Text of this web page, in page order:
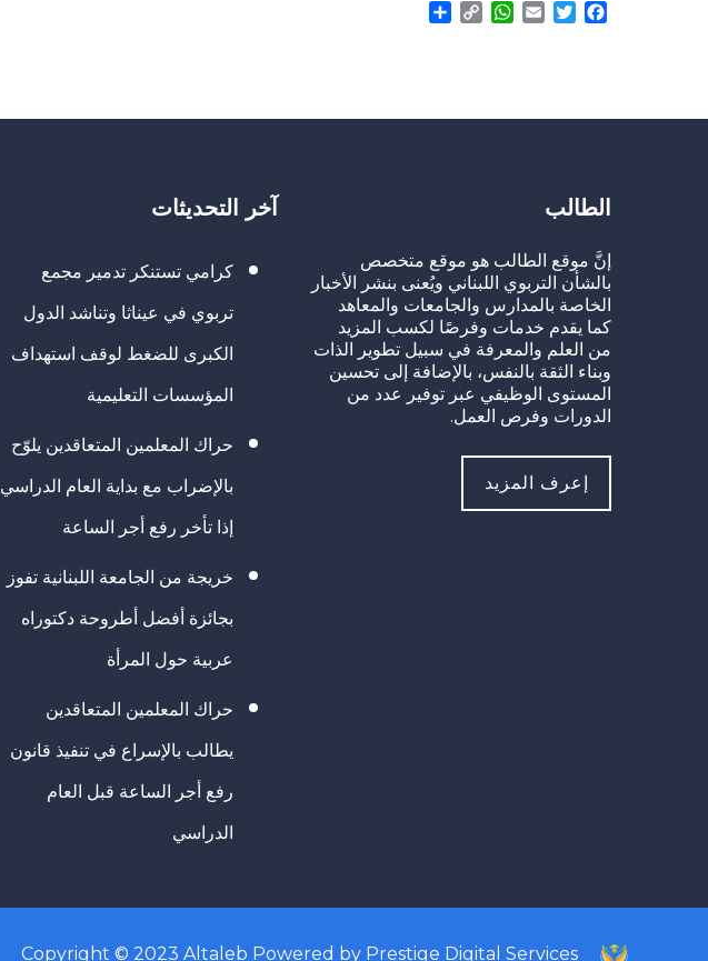
Facebook
Twitter
Email
WhatsApp
Copy
الطالب
إنَّ موقع الطالب هو موقع متخصص
بالشأن التربوي اللبناني ويُعنى بنشر الأخبار
الخاصة بالمدارس والجامعات والمعاهد
كما يقدم خدمات وفرصًا لكسب المزيد
من العلم والمعرفة في سبيل تطوير الذات
وبناء الثقة بالنفس، بالإضافة إلى تحسين
المستوى الوظيفي عبر توفير عدد من
الدورات وفرص العمل.
إعرف المزيد
آخر التحديثات
كرامي تستنكر تدمير مجمع
تربوي في عيناثا وتناشد الدول
الكبرى للضغط لوقف استهداف
المؤسسات التعليمية
حراك المعلمين المتعاقدين يلوّح
بالإضراب مع بداية العام الدراسي
إذا تأخر رفع أجر الساعة
خريجة من الجامعة اللبنانية تفوز
بجائزة أفضل أطروحة دكتوراه
عربية حول المرأة
حراك المعلمين المتعاقدين
يطالب بالإسراع في تنفيذ قانون
رفع أجر الساعة قبل العام
الدراسي
Copyright © 2023 Altaleb Powered by Prestige Digital Services